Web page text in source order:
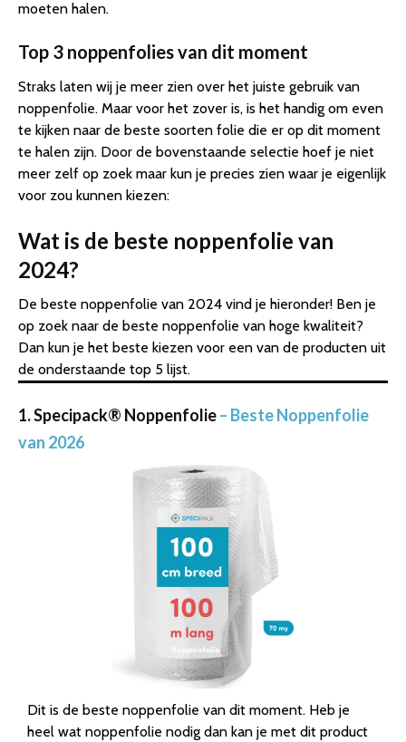
moeten halen.
Top 3 noppenfolies van dit moment
Straks laten wij je meer zien over het juiste gebruik van
noppenfolie. Maar voor het zover is, is het handig om even
te kijken naar de beste soorten folie die er op dit moment
te halen zijn. Door de bovenstaande selectie hoef je niet
meer zelf op zoek maar kun je precies zien waar je eigenlijk
voor zou kunnen kiezen:
Wat is de beste noppenfolie van
2024?
De beste noppenfolie van 2024 vind je hieronder! Ben je
op zoek naar de beste noppenfolie van hoge kwaliteit?
Dan kun je het beste kiezen voor een van de producten uit
de onderstaande top 5 lijst.
1. Specipack® Noppenfolie– Beste Noppenfolie
van 2026
Dit is de beste noppenfolie van dit moment. Heb je
heel wat noppenfolie nodig dan kan je met dit product